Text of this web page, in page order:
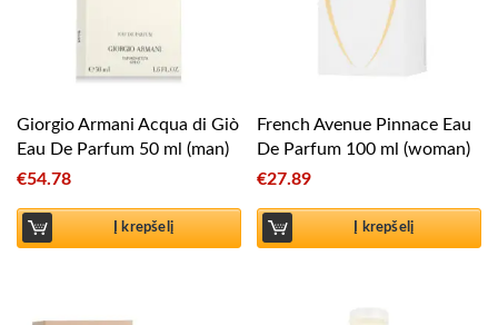
Giorgio Armani Acqua di Giò
Eau De Parfum 50 ml (man)
€54.78
Į krepšelį
French Avenue Pinnace Eau
De Parfum 100 ml (woman)
€27.89
Į krepšelį